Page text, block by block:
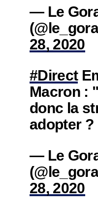
— Le
28, 2020
#Direct
Macron :
donc la
adopter ?
— Le
28, 2020